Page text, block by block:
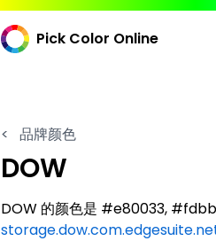
Pick Color Online
< 品牌颜色
DOW
DOW 的颜色是 #e80033,